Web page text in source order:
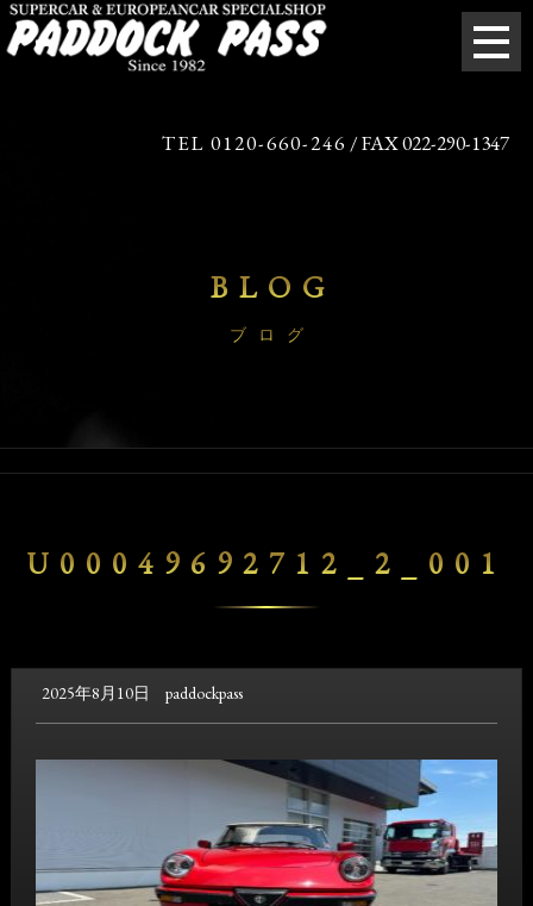
TEL 0120-660-246 / FAX 022-290-1347
BLOG
ブログ
U00049692712_2_001
2025年8月10日 paddockpass